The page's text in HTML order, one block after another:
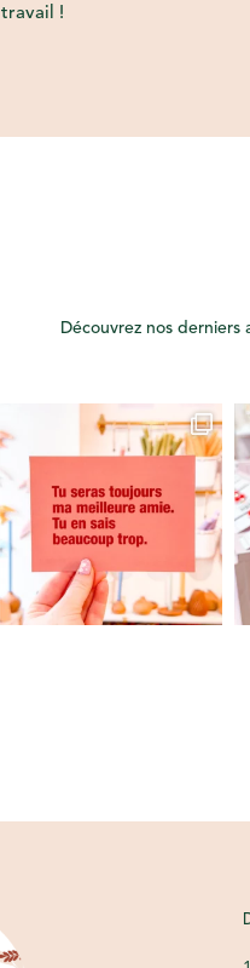
travail !
Découvrez nos derniers